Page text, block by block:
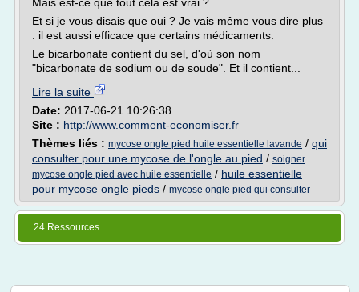
Et si je vous disais que oui ? Je vais même vous dire plus
: il est aussi efficace que certains médicaments.
Le bicarbonate contient du sel, d'où son nom
"bicarbonate de sodium ou de soude". Et il contient...
Lire la suite
Date: 2017-06-21 10:26:38
Site : http://www.comment-economiser.fr
Thèmes liés : mycose ongle pied huile essentielle lavande / qui
consulter pour une mycose de l'ongle au pied / soigner
mycose ongle pied avec huile essentielle / huile essentielle
pour mycose ongle pieds / mycose ongle pied qui consulter
24 Ressources